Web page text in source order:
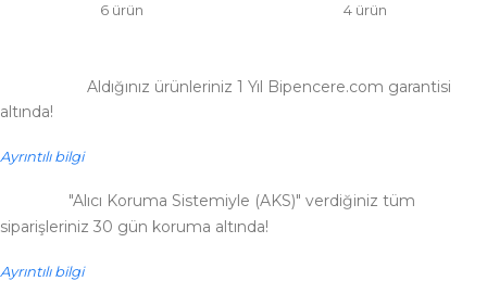
6 ürün 4 ürün
Aldığınız ürünleriniz 1 Yıl Bipencere.com garantisi
altında!
Ayrıntılı bilgi
"Alıcı Koruma Sistemiyle (AKS)" verdiğiniz tüm
siparişleriniz 30 gün koruma altında!
Ayrıntılı bilgi